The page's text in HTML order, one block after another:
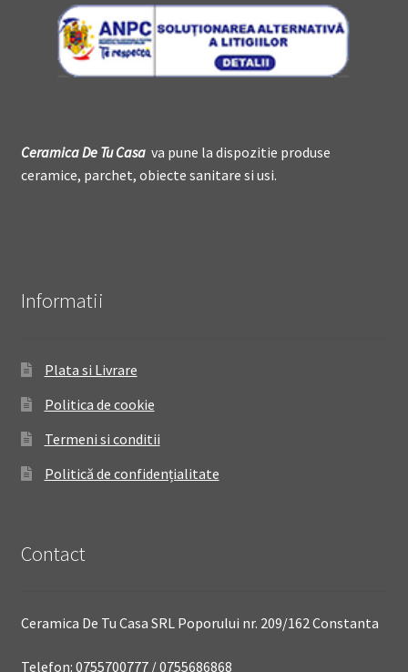
Ceramica DeTu Casava pune la dispozitie produse
ceramice, parchet, obiecte sanitare si usi.
Informatii
Plata si Livrare
Politica de cookie
Termeni si conditii
Politică de confidențialitate
Contact
Ceramica De Tu Casa SRL Poporului nr. 209/162 Constanta
Telefon: 0755700777 / 0755686868